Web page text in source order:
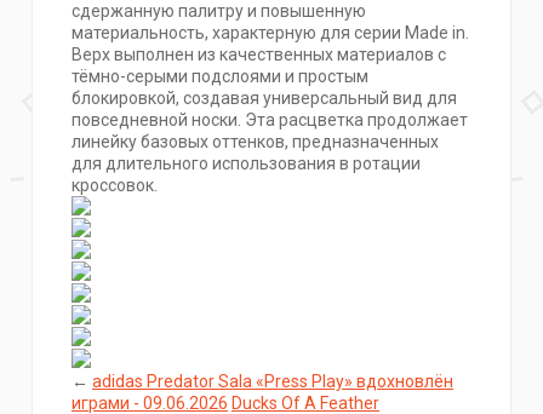
сдержанную палитру и повышенную
материальность, характерную для серии Made in.
Верх выполнен из качественных материалов с
тёмно-серыми подслоями и простым
блокировкой, создавая универсальный вид для
повседневной носки. Эта расцветка продолжает
линейку базовых оттенков, предназначенных
для длительного использования в ротации
кроссовок.
← adidas Predator Sala «Press Play» вдохновлён
играми - 09.06.2026 Ducks Of A Feather